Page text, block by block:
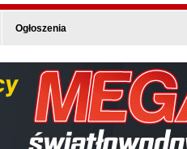
Ogłoszenia